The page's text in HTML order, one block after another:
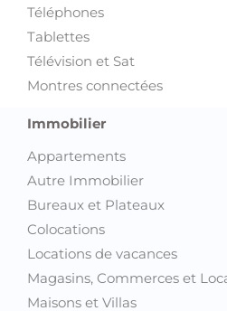
Téléphones
Tablettes
Télévision et Sat
Montres connectées
Immobilier
Appartements
Autre Immobilier
Bureaux et Plateaux
Colocations
Locations de vacances
Magasins, Commerces et
Maisons et Villas